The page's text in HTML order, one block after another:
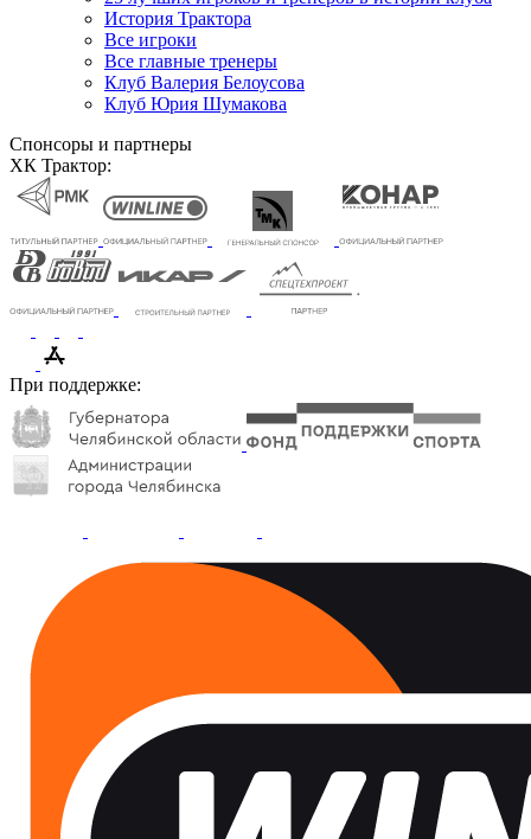
История Трактора
Все игроки
Все главные тренеры
Клуб Валерия Белоусова
Клуб Юрия Шумакова
Спонсоры и партнеры
ХК Трактор:
При поддержке: